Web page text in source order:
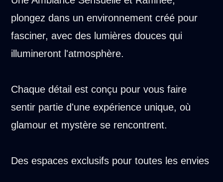
plongez dans un environnement créé pour
fasciner, avec des lumières douces qui
illumineront l'atmosphère.
Chaque détail est conçu pour vous faire
sentir partie d'une expérience unique, où
glamour et mystère se rencontrent.
Des espaces exclusifs pour toutes les envies